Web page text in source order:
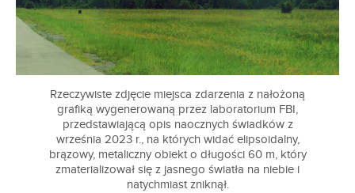
Rzeczywiste zdjęcie miejsca zdarzenia z nałożoną
grafiką wygenerowaną przez laboratorium FBI,
przedstawiającą opis naocznych świadków z
września 2023 r., na których widać elipsoidalny,
brązowy, metaliczny obiekt o długości 60 m, który
zmaterializował się z jasnego światła na niebie i
natychmiast zniknął.